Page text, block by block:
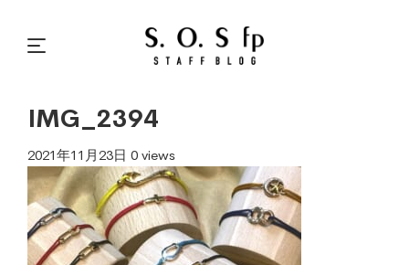
IMG_2394
2021年11月23日 0 views